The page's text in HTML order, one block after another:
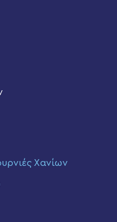
Χανίων